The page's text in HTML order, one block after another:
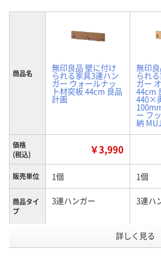
商品名 無印良品 壁に付け
られる家具3連ハン
ガー ウォールナッ
ト材突板 44cm 良品
計画
無印
られ
ガー
44cm
440×
ー フ
納
価格
(税込)
￥3,990
販売単位 1個 1個
商品タイ
プ
3連ハンガー 3連ハ
オーク
詳しく見る